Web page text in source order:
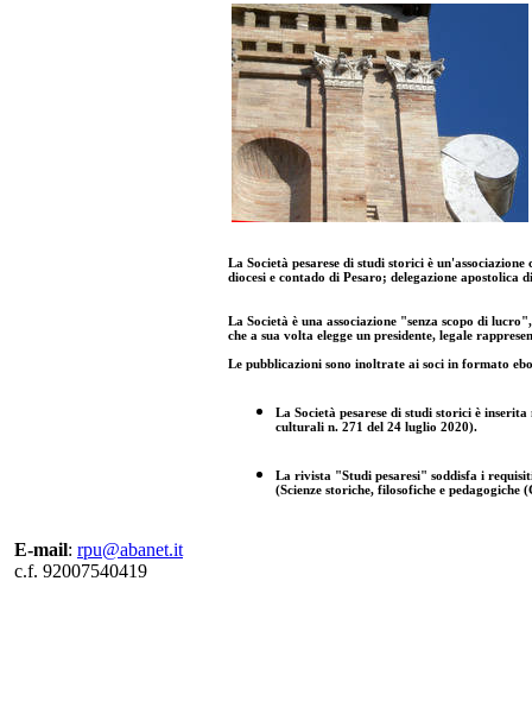
La Società pesarese di studi storici è un'associazione
diocesi e contado di Pesaro; delegazione
La Società è una associazione "senza scopo di
che a sua volta elegge un presidente, legale
Le pubblicazioni sono inoltrate ai soci in formato
La Società pesarese di studi storici è inserita
culturali n. 271 del 24 luglio 2020).
La rivista "Studi pesaresi" soddisfa i
(Scienze storiche, filosofiche e
E-mail: rpu@abanet.it
c.f. 92007540419